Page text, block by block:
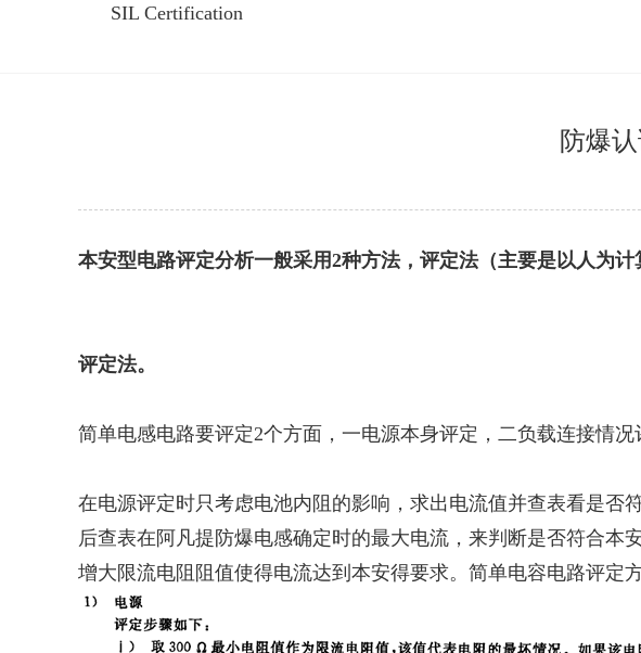
SIL Certification
防爆
本安型电路评定分析一般采用2种方法，评定法（主要是以人为
评定法。
简单电感电路要评定2个方面，一电源本身评定，二负载连接情况
在电源评定时只考虑电池内阻的影响，求出电流值并查表看是否
后查表在 阿凡提防爆电感确定时的最大电流，来判断是否符合本
增大限流电阻阻值使得电流达到本安得要求。简单电容电路评定